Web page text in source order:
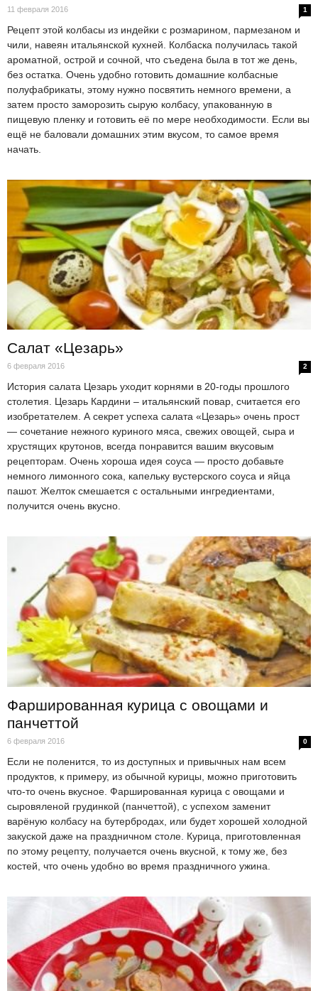
11 февраля 2016 1
Рецепт этой колбасы из индейки с розмарином, пармезаном и
чили, навеян итальянской кухней. Колбаска получилась такой
ароматной, острой и сочной, что съедена была в тот же день,
без остатка. Очень удобно готовить домашние колбасные
полуфабрикаты, этому нужно посвятить немного времени, а
затем просто заморозить сырую колбасу, упакованную в
пищевую пленку и готовить её по мере необходимости. Если вы
ещё не баловали домашних этим вкусом, то самое время
начать.
Салат «Цезарь»
6 февраля 2016 2
История салата Цезарь уходит корнями в 20-годы прошлого
столетия. Цезарь Кардини – итальянский повар, считается его
изобретателем. А секрет успеха салата «Цезарь» очень прост
— сочетание нежного куриного мяса, свежих овощей, сыра и
хрустящих крутонов, всегда понравится вашим вкусовым
рецепторам. Очень хороша идея соуса — просто добавьте
немного лимонного сока, капельку вустерского соуса и яйца
пашот. Желток смешается с остальными ингредиентами,
получится очень вкусно.
Фаршированная курица с овощами и
панчеттой
6 февраля 2016 0
Если не поленится, то из доступных и привычных нам всем
продуктов, к примеру, из обычной курицы, можно приготовить
что-то очень вкусное. Фаршированная курица с овощами и
сыровяленой грудинкой (панчеттой), с успехом заменит
варёную колбасу на бутербродах, или будет хорошей холодной
закуской даже на праздничном столе. Курица, приготовленная
по этому рецепту, получается очень вкусной, к тому же, без
костей, что очень удобно во время праздничного ужина.